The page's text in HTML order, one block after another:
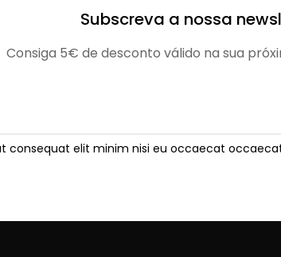
Subscreva a nossa
Consiga 5€ de desconto válido na sua
consequat elit minim nisi eu occaecat